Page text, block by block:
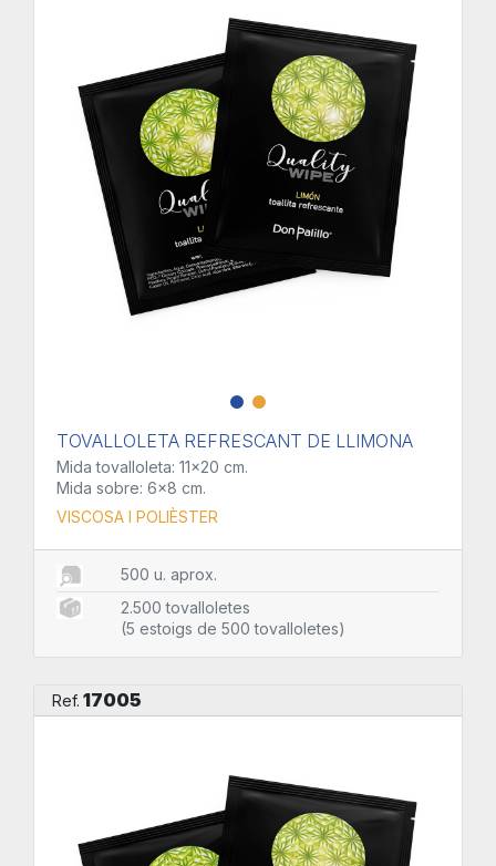
TOVALLOLETA REFRESCANT DE LLIMONA
Mida tovalloleta: 11x20 cm.
Mida sobre: 6x8 cm.
VISCOSA I POLIÈSTER
500 u. aprox.
2.500 tovalloletes
(5 estoigs de 500 tovalloletes)
Ref. 17005